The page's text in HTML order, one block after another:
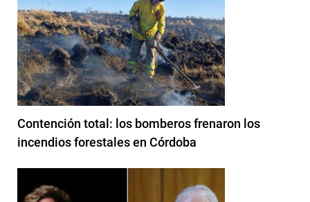
Contención total: los bomberos frenaron los
incendios forestales en Córdoba